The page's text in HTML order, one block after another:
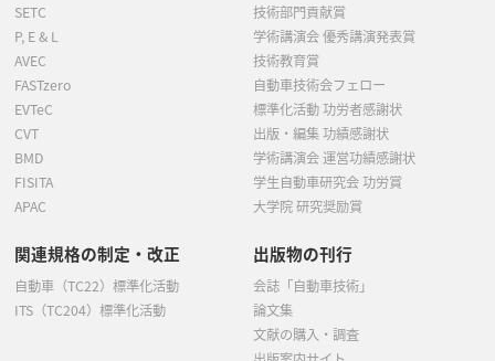
SETC
P, E & L
AVEC
FASTzero
EVTeC
CVT
BMD
FISITA
APAC
技術部門貢献賞
学術講演会 優秀講演発表賞
技術教育賞
自動車技術会フェロー
標準化活動 功労者感謝状
出版・編集 功績感謝状
学術講演会 運営功績感謝状
学生自動車研究会 功労賞
大学院 研究奨励賞
関連規格の制定・改正
自動車（TC22）標準化活動
ITS（TC204）標準化活動
出版物の刊行
会誌「自動車技術」
論文集
文献の購入・調査